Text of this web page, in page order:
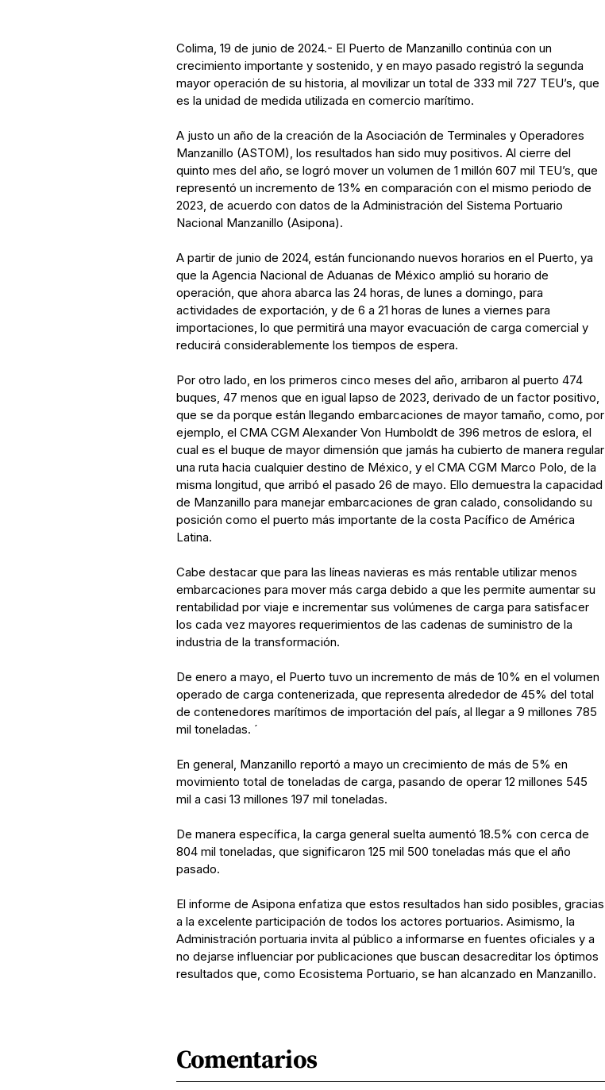
Colima, 19 de junio de 2024.- El Puerto de Manzanillo continúa con un
crecimiento importante y sostenido, y en mayo pasado registró la segunda
mayor operación de su historia, al movilizar un total de 333 mil 727 TEU’s, que
es la unidad de medida utilizada en comercio marítimo.
A justo un año de la creación de la Asociación de Terminales y Operadores
Manzanillo (ASTOM), los resultados han sido muy positivos. Al cierre del
quinto mes del año, se logró mover un volumen de 1 millón 607 mil TEU’s, que
representó un incremento de 13% en comparación con el mismo periodo de
2023, de acuerdo con datos de la Administración del Sistema Portuario
Nacional Manzanillo (Asipona).
A partir de junio de 2024, están funcionando nuevos horarios en el Puerto, ya
que la Agencia Nacional de Aduanas de México amplió su horario de
operación, que ahora abarca las 24 horas, de lunes a domingo, para
actividades de exportación, y de 6 a 21 horas de lunes a viernes para
importaciones, lo que permitirá una mayor evacuación de carga comercial y
reducirá considerablemente los tiempos de espera.
Por otro lado, en los primeros cinco meses del año, arribaron al puerto 474
buques, 47 menos que en igual lapso de 2023, derivado de un factor positivo,
que se da porque están llegando embarcaciones de mayor tamaño, como, por
ejemplo, el CMA CGM Alexander Von Humboldt de 396 metros de eslora, el
cual es el buque de mayor dimensión que jamás ha cubierto de manera regular
una ruta hacia cualquier destino de México, y el CMA CGM Marco Polo, de la
misma longitud, que arribó el pasado 26 de mayo. Ello demuestra la capacidad
de Manzanillo para manejar embarcaciones de gran calado, consolidando su
posición como el puerto más importante de la costa Pacífico de América
Latina.
Cabe destacar que para las líneas navieras es más rentable utilizar menos
embarcaciones para mover más carga debido a que les permite aumentar su
rentabilidad por viaje e incrementar sus volúmenes de carga para satisfacer
los cada vez mayores requerimientos de las cadenas de suministro de la
industria de la transformación.
De enero a mayo, el Puerto tuvo un incremento de más de 10% en el volumen
operado de carga contenerizada, que representa alrededor de 45% del total
de contenedores marítimos de importación del país, al llegar a 9 millones 785
mil toneladas. ´
En general, Manzanillo reportó a mayo un crecimiento de más de 5% en
movimiento total de toneladas de carga, pasando de operar 12 millones 545
mil a casi 13 millones 197 mil toneladas.
De manera específica, la carga general suelta aumentó 18.5% con cerca de
804 mil toneladas, que significaron 125 mil 500 toneladas más que el año
pasado.
El informe de Asipona enfatiza que estos resultados han sido posibles, gracias
a la excelente participación de todos los actores portuarios. Asimismo, la
Administración portuaria invita al público a informarse en fuentes oficiales y a
no dejarse influenciar por publicaciones que buscan desacreditar los óptimos
resultados que, como Ecosistema Portuario, se han alcanzado en Manzanillo.
Comentarios